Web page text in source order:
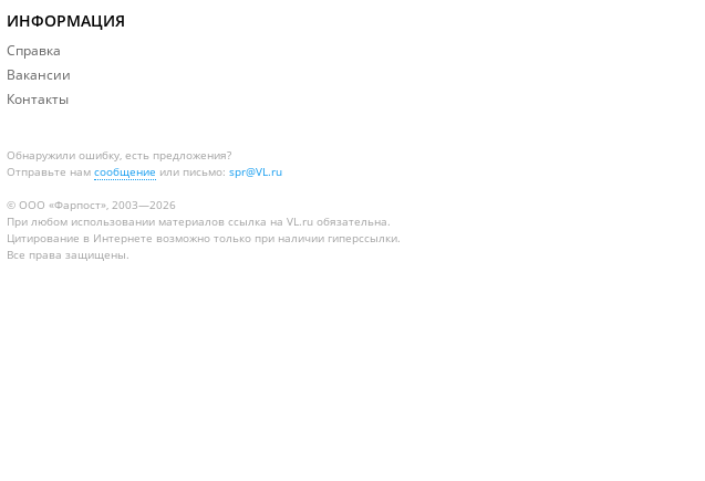
ИНФОРМАЦИЯ
Справка
Вакансии
Контакты
Обнаружили ошибку, есть предложения?
Отправьте нам сообщение или письмо: spr@VL.ru
© ООО «Фарпост», 2003—2026
При любом использовании материалов ссылка на VL.ru обязательна.
Цитирование в Интернете возможно только при наличии гиперссылки.
Все права защищены.